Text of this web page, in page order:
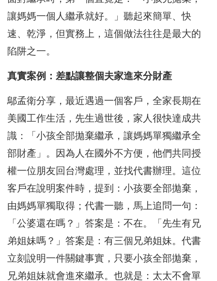
讓媽媽一個人繼承就好。」聽起來簡單、快
速、乾淨，但實務上，這個做法往往是最大的
陷阱之一。
真實案例：差點讓整個夫家進來分財產
鄔孟衛分享，最近遇過一個客戶，全家長期在
美國工作生活，先生過世後，家人很快達成共
識：「小孩全部拋棄繼承，讓媽媽單獨繼承全
部財產」。因為人在國外不方便，他們共同授
權一位朋友回台灣處理，並找代書辦理。這位
客戶在說明案件時，提到：小孩要全部拋棄，
由媽媽單獨取得；代書一聽，馬上追問一句：
「公婆還在嗎？」答案是：不在。「先生有兄
弟姐妹嗎？」答案是：有三個兄弟姐妹。代書
立刻說明一件關鍵事實，只要小孩全部拋棄，
兄弟姐妹就會進來繼承。也就是：太太不會單